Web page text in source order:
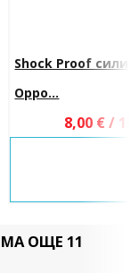
Shock Proof
Oppo...
8,00 € /
ОЩЕ 11